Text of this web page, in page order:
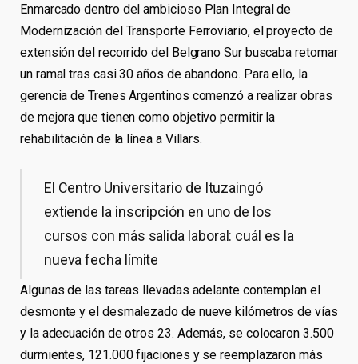
Enmarcado dentro del ambicioso Plan Integral de
Modernización del Transporte Ferroviario, el proyecto de
extensión del recorrido del Belgrano Sur buscaba retomar
un ramal tras casi 30 años de abandono. Para ello, la
gerencia de Trenes Argentinos comenzó a realizar obras
de mejora que tienen como objetivo permitir la
rehabilitación de la línea a Villars.
El Centro Universitario de Ituzaingó
extiende la inscripción en uno de los
cursos con más salida laboral: cuál es la
nueva fecha límite
Algunas de las tareas llevadas adelante contemplan el
desmonte y el desmalezado de nueve kilómetros de vías
y la adecuación de otros 23. Además, se colocaron 3.500
durmientes, 121.000 fijaciones y se reemplazaron más